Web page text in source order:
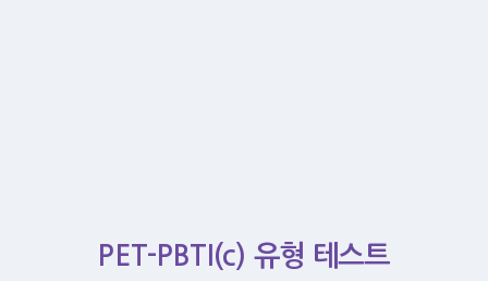
PET-PBTI(c) 유형 테스트